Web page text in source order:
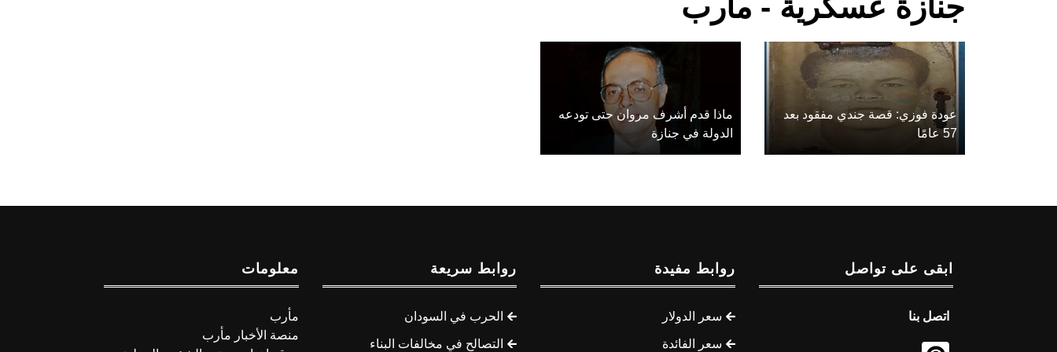
جنازة عسكرية - مأرب
عودة فوزي: قصة جندي مفقود بعد
57 عامًا
ماذا قدم أشرف مروان حتى تودعه
الدولة في جنازة
ابقى على تواصل
اتصل بنا
روابط مفيدة
سعر الدولار
سعر الفائدة
روابط سريعة
الحرب في السودان
التصالح في مخالفات البناء
معلومات
مأرب
منصة الأخبار مأرب